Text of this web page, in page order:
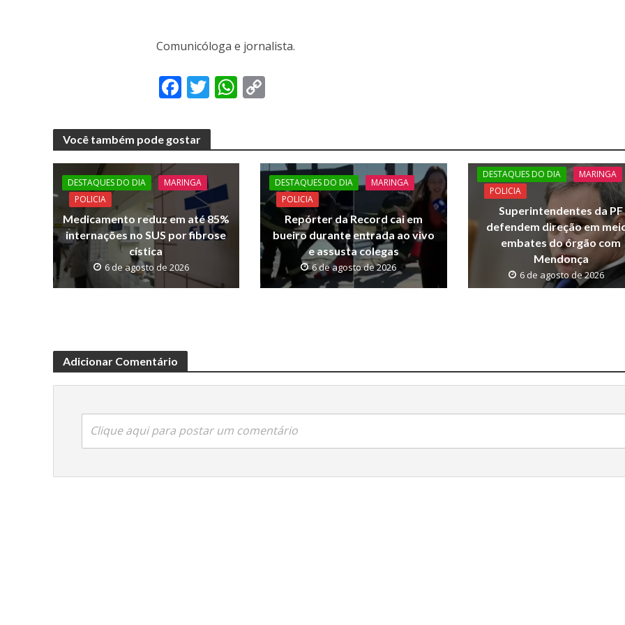
Comunicóloga e jornalista.
F
e
b
o
o
k
T
itt
er
W
s
p
y
Li
n
k
Você também pode gostar
DESTAQUES DO DIA
MARINGA
POLICIA
Medicamento reduz em até 85%
internações no SUS por fibrose
cística
6 de agosto de 2026
DESTAQUES DO DIA
MARINGA
POLICIA
Repórter da Record cai em
bueiro durante entrada ao vivo
e assusta colegas
6 de agosto de 2026
DESTAQUES DO DIA
MARINGA
POLICIA
Superintendentes da PF
defendem direção em
embates do órgão com
Mendonça
6 de agosto de 2026
Adicionar Comentário
Clique aqui para postar um comentário